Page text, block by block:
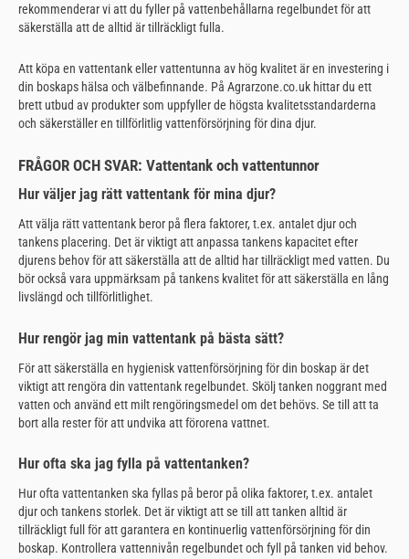
rekommenderar vi att du fyller på vattenbehållarna regelbundet för att
säkerställa att de alltid är tillräckligt fulla.
Att köpa en vattentank eller vattentunna av hög kvalitet är en investering i
din boskaps hälsa och välbefinnande. På Agrarzone.co.uk hittar du ett
brett utbud av produkter som uppfyller de högsta kvalitetsstandarderna
och säkerställer en tillförlitlig vattenförsörjning för dina djur.
FRÅGOR OCH SVAR: Vattentank och vattentunnor
Hur väljer jag rätt vattentank för mina djur?
Att välja rätt vattentank beror på flera faktorer, t.ex. antalet djur och
tankens placering. Det är viktigt att anpassa tankens kapacitet efter
djurens behov för att säkerställa att de alltid har tillräckligt med vatten. Du
bör också vara uppmärksam på tankens kvalitet för att säkerställa en lång
livslängd och tillförlitlighet.
Hur rengör jag min vattentank på bästa sätt?
För att säkerställa en hygienisk vattenförsörjning för din boskap är det
viktigt att rengöra din vattentank regelbundet. Skölj tanken noggrant med
vatten och använd ett milt rengöringsmedel om det behövs. Se till att ta
bort alla rester för att undvika att förorena vattnet.
Hur ofta ska jag fylla på vattentanken?
Hur ofta vattentanken ska fyllas på beror på olika faktorer, t.ex. antalet
djur och tankens storlek. Det är viktigt att se till att tanken alltid är
tillräckligt full för att garantera en kontinuerlig vattenförsörjning för din
boskap. Kontrollera vattennivån regelbundet och fyll på tanken vid behov.